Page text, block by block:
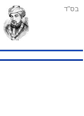
בס"ד
עזרה